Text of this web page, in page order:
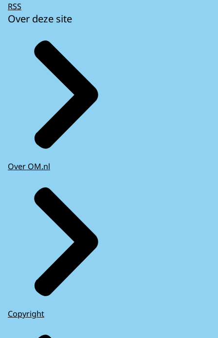
RSS
Over deze site
Over OM.nl
Copyright